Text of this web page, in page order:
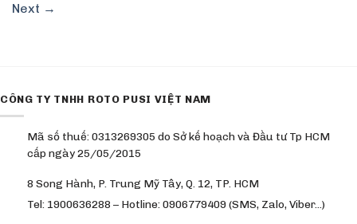
Next →
CÔNG TY TNHH ROTO PUSI VIỆT NAM
Mã số thuế: 0313269305 do Sở kế hoạch và Đầu tư Tp HCM
cấp ngày 25/05/2015
8 Song Hành, P. Trung Mỹ Tây, Q. 12, TP. HCM
Tel: 1900636288 – Hotline: 0906779409 (SMS, Zalo, Viber…)